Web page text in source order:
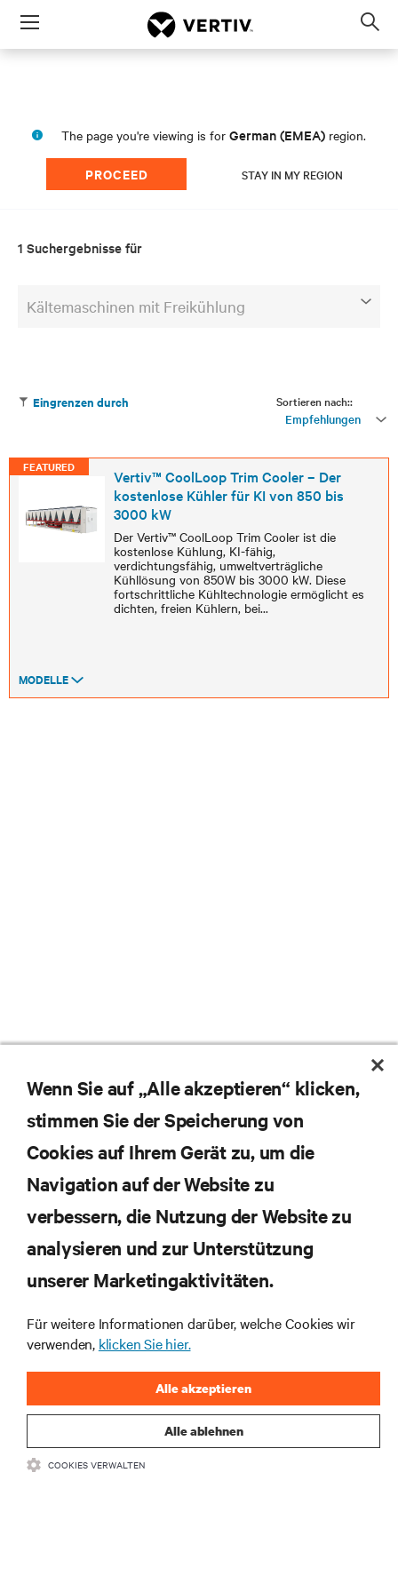
Menu
The page you're viewing is for German (EMEA) region.
PROCEED STAY IN MY REGION
1 Suchergebnisse für
Kältemaschinen mit Freikühlung
Sortieren nach::
Empfehlungen
Eingrenzen durch
FEATURED
Vertiv™ CoolLoop Trim Cooler – Der
kostenlose Kühler für KI von 850 bis
3000 kW
Der Vertiv™ CoolLoop Trim Cooler ist die
kostenlose Kühlung, KI-fähig,
verdichtungsfähig, umweltverträgliche
Kühllösung von 850W bis 3000 kW. Diese
fortschrittliche Kühltechnologie ermöglicht es
dichten, freien Kühlern, bei...
MODELLE
Abonnieren Sie unseren Newsletter und erhalten
die neuesten Technologietrends
Themen der Branche, mit aktuellen Diskussionen
und Einblicken von Experten in das
Rechenzentrums- und Infrastrukturmanagement.
JETZT ANMELDEN
Wenn Sie auf „Alle akzeptieren“ klicken,
stimmen Sie der Speicherung von
Cookies auf Ihrem Gerät zu, um die
Navigation auf der Website zu
verbessern, die Nutzung der Website zu
analysieren und zur Unterstützung
unserer Marketingaktivitäten.
Für weitere Informationen darüber, welche Cookies wir
verwenden, klicken Sie hier.
Alle ablehnen
Alle akzeptieren
COOKIES VERWALTEN